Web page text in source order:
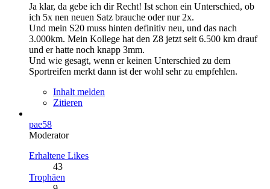
Ja klar, da gebe ich dir Recht! Ist schon ein Unterschied, ob
ich 5x nen neuen Satz brauche oder nur 2x.
Und mein S20 muss hinten definitiv neu, und das nach
3.000km. Mein Kollege hat den Z8 jetzt seit 6.500 km drauf
und er hatte noch knapp 3mm.
Und wie gesagt, wenn er keinen Unterschied zu dem
Sportreifen merkt dann ist der wohl sehr zu empfehlen.
Inhalt melden
Zitieren
pae58
Moderator
Erhaltene Likes
43
Trophäen